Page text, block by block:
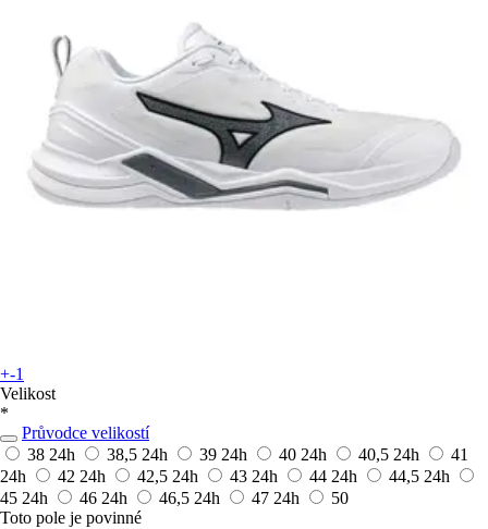
+-1
Velikost
*
Průvodce velikostí
38 24h 38,5 24h 39 24h 40 24h 40,5 24h
41
24h
42 24h 42,5 24h 43 24h 44 24h 44,5 24h
45 24h 46 24h 46,5 24h 47 24h
50
Toto pole je povinné